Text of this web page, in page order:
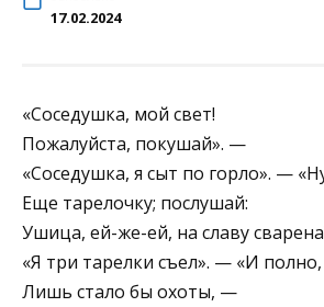
17.02.2024
«Соседушка, мой свет!
Пожалуйста, покушай». —
«Соседушка, я сыт по горло». —
Еще тарелочку; послушай:
Ушица, ей-же-ей, на славу
«Я три тарелки съел». — «И полно,
Лишь стало бы охоты, —